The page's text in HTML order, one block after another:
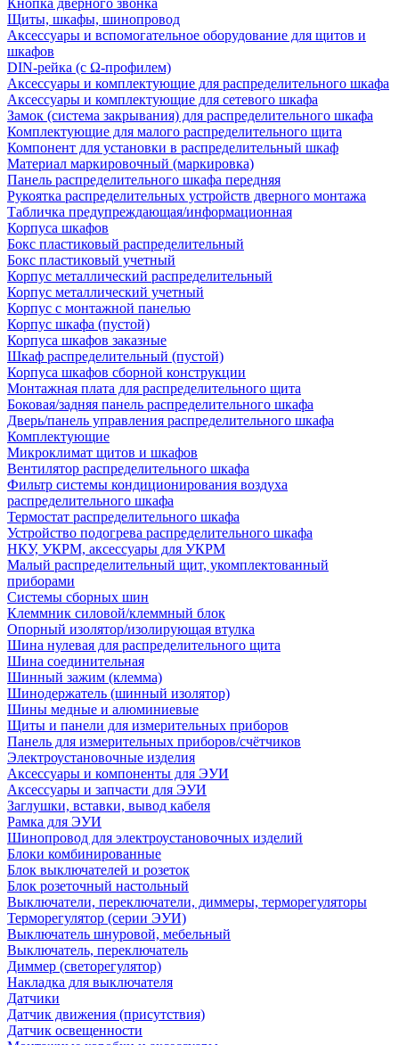
Кнопка дверного звонка
Щиты, шкафы, шинопровод
Аксессуары и вспомогательное оборудование для щитов и
шкафов
DIN-рейка (с Ω-профилем)
Аксессуары и комплектующие для распределительного шкафа
Аксессуары и комплектующие для сетевого шкафа
Замок (система закрывания) для распределительного шкафа
Комплектующие для малого распределительного щита
Компонент для установки в распределительный шкаф
Материал маркировочный (маркировка)
Панель распределительного шкафа передняя
Рукоятка распределительных устройств дверного монтажа
Табличка предупреждающая/информационная
Корпуса шкафов
Бокс пластиковый распределительный
Бокс пластиковый учетный
Корпус металлический распределительный
Корпус металлический учетный
Корпус с монтажной панелью
Корпус шкафа (пустой)
Корпуса шкафов заказные
Шкаф распределительный (пустой)
Корпуса шкафов сборной конструкции
Монтажная плата для распределительного щита
Боковая/задняя панель распределительного шкафа
Дверь/панель управления распределительного шкафа
Комплектующие
Микроклимат щитов и шкафов
Вентилятор распределительного шкафа
Фильтр системы кондиционирования воздуха
распределительного шкафа
Термостат распределительного шкафа
Устройство подогрева распределительного шкафа
НКУ, УКРМ, аксессуары для УКРМ
Малый распределительный щит, укомплектованный
приборами
Системы сборных шин
Клеммник силовой/клеммный блок
Опорный изолятор/изолирующая втулка
Шина нулевая для распределительного щита
Шина соединительная
Шинный зажим (клемма)
Шинодержатель (шинный изолятор)
Шины медные и алюминиевые
Щиты и панели для измерительных приборов
Панель для измерительных приборов/счётчиков
Электроустановочные изделия
Аксессуары и компоненты для ЭУИ
Аксессуары и запчасти для ЭУИ
Заглушки, вставки, вывод кабеля
Рамка для ЭУИ
Шинопровод для электроустановочных изделий
Блоки комбинированные
Блок выключателей и розеток
Блок розеточный настольный
Выключатели, переключатели, диммеры, терморегуляторы
Терморегулятор (серии ЭУИ)
Выключатель шнуровой, мебельный
Выключатель, переключатель
Диммер (светорегулятор)
Накладка для выключателя
Датчики
Датчик движения (присутствия)
Датчик освещенности